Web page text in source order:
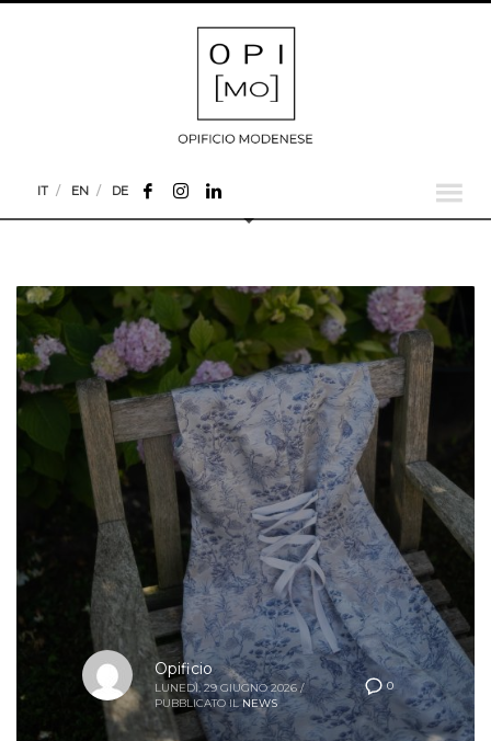
IT EN DE
0
Opificio
LUNEDÌ, 29 GIUGNO 2026 /
PUBBLICATO IL NEWS